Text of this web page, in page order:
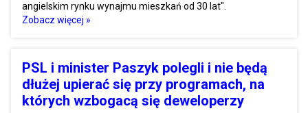
angielskim rynku wynajmu mieszkań od 30 lat".
Zobacz więcej »
PSL i minister Paszyk polegli i nie będą
dłużej upierać się przy programach, na
których wzbogacą się deweloperzy